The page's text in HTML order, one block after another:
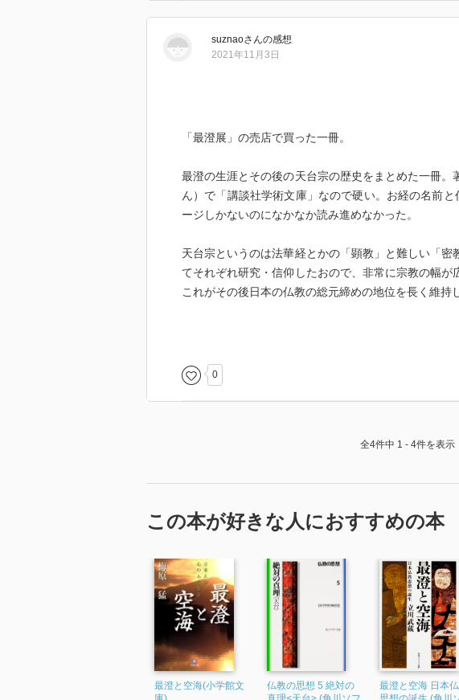
suznaoさんの感想
2021年11月3日
「最澄展」の売店で買った一冊。
最澄の生涯とその後の天台宗の歴史をまとめた一冊。
ん）で「講談社学術文庫」なので硬い。お経の名前
ージしかないのになかなか読み進めなかった。
天台宗というのは法華経とかの「顕教」と難しい「密
てそれぞれ研究・信仰したおので、非常に宗教の幅が
これがその後日本の仏教の総元締めの地位を長く維持
派閥間の争いは宗派間の軍事衝突も起こすようになり
いに織田信長に全山焼き討ちにされて武装解除。
江戸時代はこっちが実質的な本山だったらしい。
1970年代の本の文庫化で、あとがきを息子の仏教学
0
全4件中 1 - 4件を表示
この本が好きな人におすすめの本
最澄と空海(小学館文
仏教の思想 5 絶対の
最澄と空海 日本